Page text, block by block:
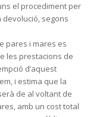
el procediment per
devolució, segons
pares i mares es
les prestacions de
d’aquest
i estima que la
de al voltant de
amb un cost total